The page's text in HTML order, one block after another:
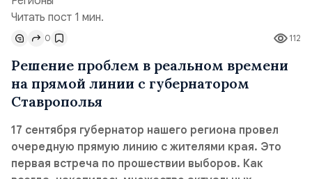
Читать пост 1 мин.
112
0
Решение проблем в реальном времени
на прямой линии с губернатором
Ставрополья
17 сентября губернатор нашего региона провел
очередную прямую линию с жителями края. Это
первая встреча по прошествии выборов. Как